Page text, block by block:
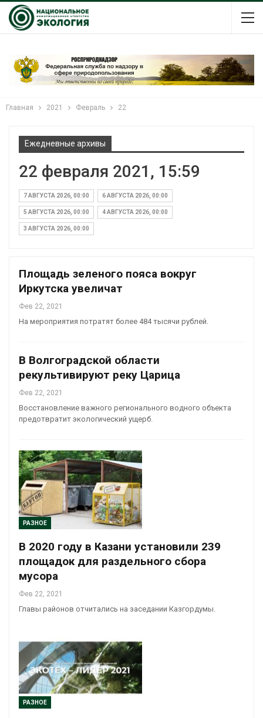
Главная 2021 Февраль 22
Ежедневные архивы
22 февраля 2021, 15:59
7 АВГУСТА 2026, 00:00 6 АВГУСТА 2026, 00:00
5 АВГУСТА 2026, 00:00 4 АВГУСТА 2026, 00:00
3 АВГУСТА 2026, 00:00
Площадь зеленого пояса вокруг
Иркутска увеличат
Фев 22, 2021
На мероприятия потратят более 484 тысячи рублей.
В Волгоградской области
рекультивируют реку Царица
Фев 22, 2021
Восстановление важного регионального водного объекта
предотвратит экологический ущерб.
РАЗНОЕ
В 2020 году в Казани установили 239
площадок для раздельного сбора
мусора
Фев 22, 2021
Главы районов отчитались на заседании Казгордумы.
РАЗНОЕ